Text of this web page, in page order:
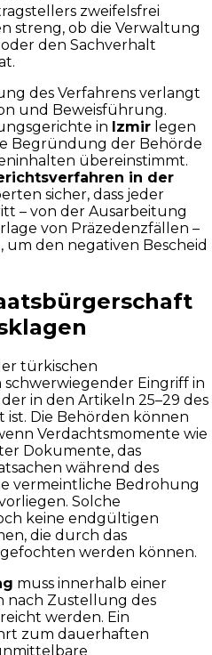
zweifelsfrei
streng, ob die Verwaltung
den Sachverhalt
des Verfahrens verlangt
und Beweisführung.
in Izmir legen
Begründung der Behörde
übereinstimmt.
in der
sicher, dass jeder
– von der Ausarbeitung
von Präzedenzfällen –
den negativen Bescheid
türkischen
schwerwiegender Eingriff in
in den Artikeln 25–29 des
ist. Die Behörden können
Verdachtsmomente wie
Dokumente, das
während des
vermeintliche Bedrohung
Solche
keine endgültigen
die durch das
werden können.
muss innerhalb einer
nach Zustellung des
werden. Ein
zum dauerhaften